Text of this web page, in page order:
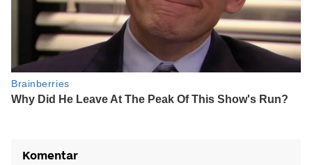
Komentar